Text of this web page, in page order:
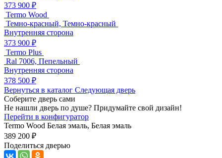
373 900 ₽
Termo Wood
Темно-красный, Темно-красный
Внутренняя сторона
373 900 ₽
Termo Plus
Ral 7006, Пепельный
Внутренняя сторона
378 500 ₽
Вернуться в каталог Следующая дверь
Соберите дверь сами
Не нашли дверь по душе? Придумайте свой дизайн!
Перейти в конфигуратор
Termo Wood Белая эмаль, Белая эмаль
389 200 ₽
Поделиться дверью